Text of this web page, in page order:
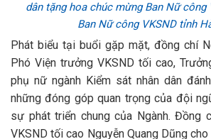
dân tặng hoa chúc mừng Ban Nữ công
Ban Nữ công VKSND tỉnh
Phát biểu tại buổi gặp mặt, đồng chí
Phó Viện trưởng VKSND tối cao,
phụ nữ ngành Kiểm sát nhân dân
những đóng góp quan trọng của đội
sự phát triển chung của Ngành. Đồng
VKSND tối cao Nguyễn Quang Dũng